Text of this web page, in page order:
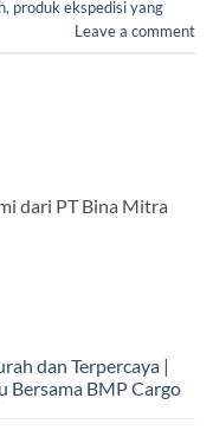
, produk ekspedisi yang
Leave a comment
dari PT Bina Mitra
dan Terpercaya |
Bersama BMP Cargo